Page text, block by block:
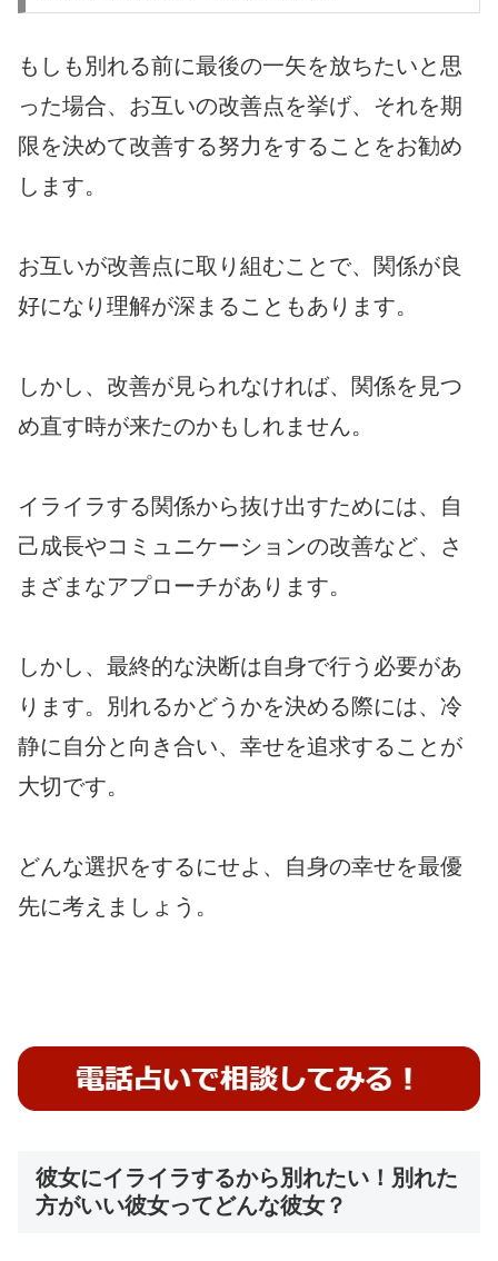
もしも別れる前に最後の一矢を放ちたいと思
った場合、お互いの改善点を挙げ、それを期
限を決めて改善する努力をすることをお勧め
します。
お互いが改善点に取り組むことで、関係が良
好になり理解が深まることもあります。
しかし、改善が見られなければ、関係を見つ
め直す時が来たのかもしれません。
イライラする関係から抜け出すためには、自
己成長やコミュニケーションの改善など、さ
まざまなアプローチがあります。
しかし、最終的な決断は自身で行う必要があ
ります。別れるかどうかを決める際には、冷
静に自分と向き合い、幸せを追求することが
大切です。
どんな選択をするにせよ、自身の幸せを最優
先に考えましょう。
彼女にイライラするから別れたい！別れた
方がいい彼女ってどんな彼女？